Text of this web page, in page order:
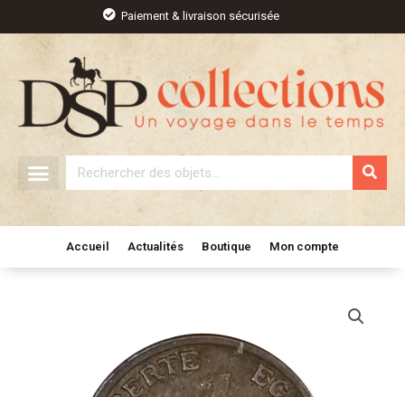
contenu
Paiement & livraison sécurisée
Rechercher
Accueil Actualités Boutique Mon compte